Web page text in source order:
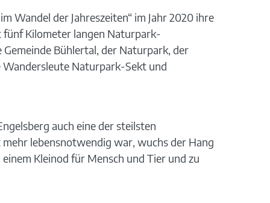
Wandel der Jahreszeiten“ im Jahr 2020 ihre
fünf Kilometer langen Naturpark-
Bühlertal, der Naturpark, der
Naturpark-Sekt und
auch eine der steilsten
lebensnotwendig war, wuchs der Hang
Kleinod für Mensch und Tier und zu